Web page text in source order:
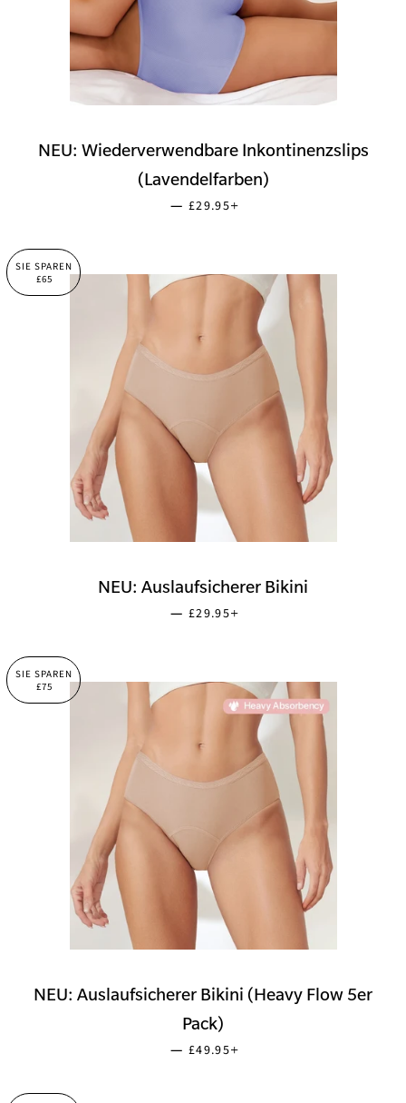
NEU: Wiederverwendbare Inkontinenzslips
(Lavendelfarben)
— SONDERPREIS
£29.95
SIE SPAREN
£65
NEU: Auslaufsicherer Bikini
— SONDERPREIS
£29.95
SIE SPAREN
£75
NEU: Auslaufsicherer Bikini (Heavy Flow 5er
Pack)
— SONDERPREIS
£49.95